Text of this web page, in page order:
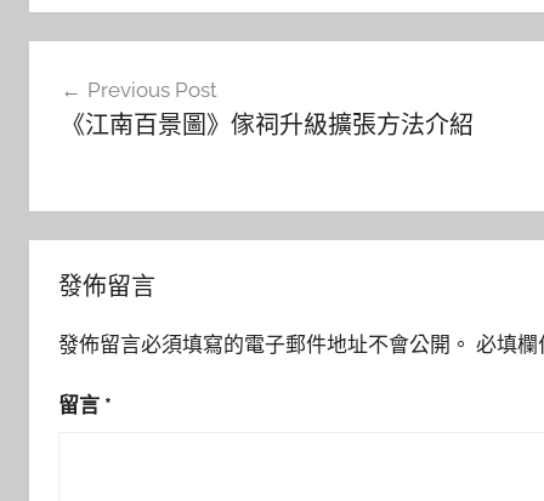
Previous Post
《江南百景圖》傢祠升級擴張方法介紹
發佈留言
發佈留言必須填寫的電子郵件地址不會公開。 必填
留言 *